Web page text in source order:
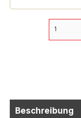
Beschreibung